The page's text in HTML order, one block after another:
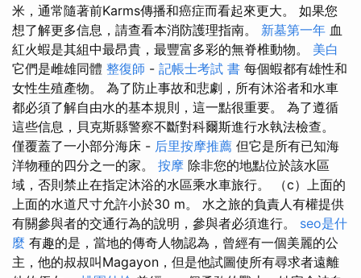
米，通常隨著前Karms傳播和癌症而看起來更大。 如果您
想了解更多信息，請查看本消防護理指南。 新墓第一年 血
紅火蝦是其組中最昂貴，最豐富多彩的無脊椎動物。 美白
它們是雌雄同體 整復師 - 記帳士考試 書 每個蝦都有雄性和
女性生殖產物。 為了防止事故和悲劇，所有沐浴者和水車
都必須了解自由水的基本規則，這一點很重要。 為了遵循
這些信息，貝克斯縣警察不斷對科爾斯進行水執法檢查。
僅覆蓋了一小部分海床 - 后里按摩推薦 但它是所有已知海
洋物種的四分之一的家。 按摩 除非您的地點位於該水區
域，否則禁止在指定沐浴的水區乘水車旅行。 （c）上面的
上面的水道尺寸允許小於30 m。 水之旅的負責人有權提供
有關參與者的交通行為的說明，參與者必須進行。 seo是什
麼 有趣的是，當地的傳奇人物認為，曾經有一個美麗的公
主，他的叔叔叫Magayon，但是他試圖使所有尋求者遠離